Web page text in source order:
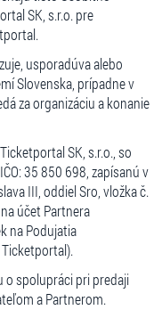
SK, s.r.o. pre
usporadúva alebo
Slovenska, prípadne v
za organizáciu a konanie
SK, s.r.o., so
35 850 698, zapísanú v
III, oddiel Sro, vložka č.
účet Partnera
na Podujatia
o spolupráci pri predaji
a Partnerom.